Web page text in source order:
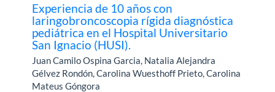
Experiencia de 10 años con
laringobroncoscopia rígida diagnóstica
pediátrica en el Hospital Universitario
San Ignacio (HUSI).
Juan Camilo Ospina Garcia, Natalia Alejandra
Gélvez Rondón, Carolina Wuesthoff Prieto, Carolina
Mateus Góngora